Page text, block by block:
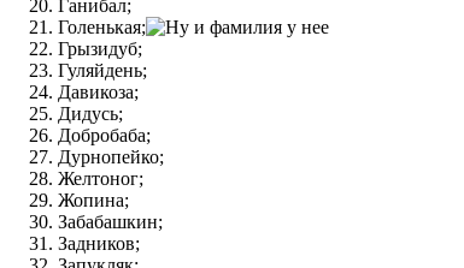
Ганибал;
Голенькая;
Грызидуб;
Гуляйдень;
Давикоза;
Дидусь;
Добробаба;
Дурнопейко;
Желтоног;
Жопина;
Забабашкин;
Задников;